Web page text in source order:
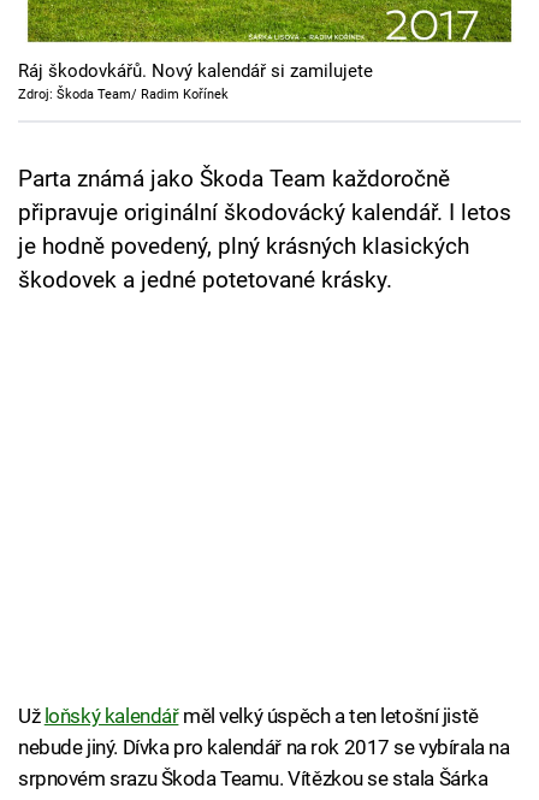
Cool Esport
Pořady
Sledujte prima+
Přihlášení
Ráj škodovkářů. Nový kalendář si zamilujete
Zdroj: Škoda Team/ Radim Kořínek
Parta známá jako Škoda Team každoročně
připravuje originální škodovácký kalendář. I letos
je hodně povedený, plný krásných klasických
škodovek a jedné potetované krásky.
Už loňský kalendářměl velký úspěch a ten letošní jistě
nebude jiný. Dívka pro kalendář na rok 2017 se vybírala na
srpnovém srazu Škoda Teamu. Vítězkou se stala Šárka